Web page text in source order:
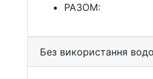
РАЗОМ:
Без використання